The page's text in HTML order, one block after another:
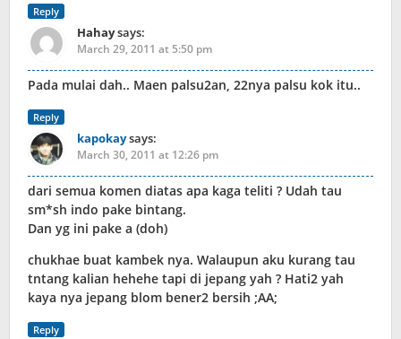
Reply
Hahaysays:
March 29, 2011 at 5:50 pm
Pada mulai dah.. Maen palsu2an, 22nya palsu kok itu..
Reply
kapokaysays:
March 30, 2011 at 12:26 pm
dari semua komen diatas apa kaga teliti ? Udah tau
sm*sh indo pake bintang.
Dan yg ini pake a (doh)
chukhae buat kambek nya. Walaupun aku kurang tau
tntang kalian hehehe tapi di jepang yah ? Hati2 yah
kaya nya jepang blom bener2 bersih ;AA;
Reply